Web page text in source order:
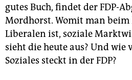
gutes Buch, findet der FDP-
Mordhorst. Womit man beim
Liberalen ist, soziale
sieht die heute aus? Und
Soziales steckt in der FDP?